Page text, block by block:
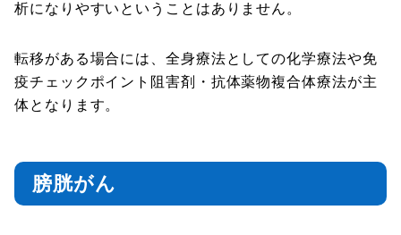
析になりやすいということはありません。
転移がある場合には、全身療法としての化学療法や免
疫チェックポイント阻害剤・抗体薬物複合体療法が主
体となります。
膀胱がん